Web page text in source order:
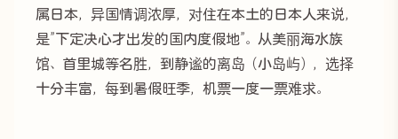
属日本，异国情调浓厚，对住在本土的日本人来说，
是”下定决心才出发的国内度假地”。从美丽海水族
馆、首里城等名胜，到静谧的离岛（小岛屿），选择
十分丰富，每到暑假旺季，机票一度一票难求。